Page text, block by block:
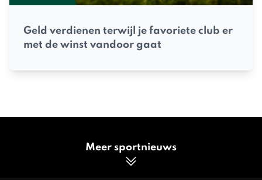
Geld verdienen terwijl je favoriete club er
met de winst vandoor gaat
Meer sportnieuws